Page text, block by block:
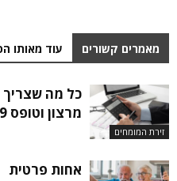
מאמרים קשורים עוד מאותו
זירת המומחים
כל מה שצריך
מרצון וטופס 5329
אחות פרטית